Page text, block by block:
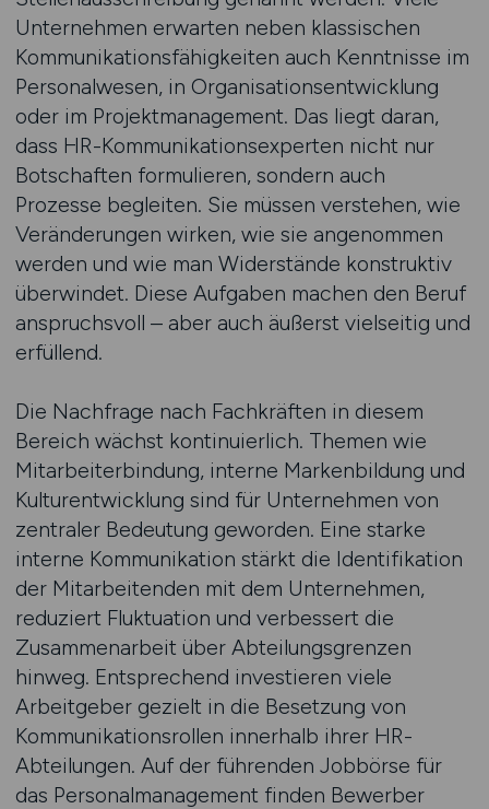
Unternehmen erwarten neben klassischen
Kommunikationsfähigkeiten auch Kenntnisse im
Personalwesen, in Organisationsentwicklung
oder im Projektmanagement. Das liegt daran,
dass HR-Kommunikationsexperten nicht nur
Botschaften formulieren, sondern auch
Prozesse begleiten. Sie müssen verstehen, wie
Veränderungen wirken, wie sie angenommen
werden und wie man Widerstände konstruktiv
überwindet. Diese Aufgaben machen den Beruf
anspruchsvoll – aber auch äußerst vielseitig und
erfüllend.
Die Nachfrage nach Fachkräften in diesem
Bereich wächst kontinuierlich. Themen wie
Mitarbeiterbindung, interne Markenbildung und
Kulturentwicklung sind für Unternehmen von
zentraler Bedeutung geworden. Eine starke
interne Kommunikation stärkt die Identifikation
der Mitarbeitenden mit dem Unternehmen,
reduziert Fluktuation und verbessert die
Zusammenarbeit über Abteilungsgrenzen
hinweg. Entsprechend investieren viele
Arbeitgeber gezielt in die Besetzung von
Kommunikationsrollen innerhalb ihrer HR-
Abteilungen. Auf der führenden Jobbörse für
das Personalmanagement finden Bewerber